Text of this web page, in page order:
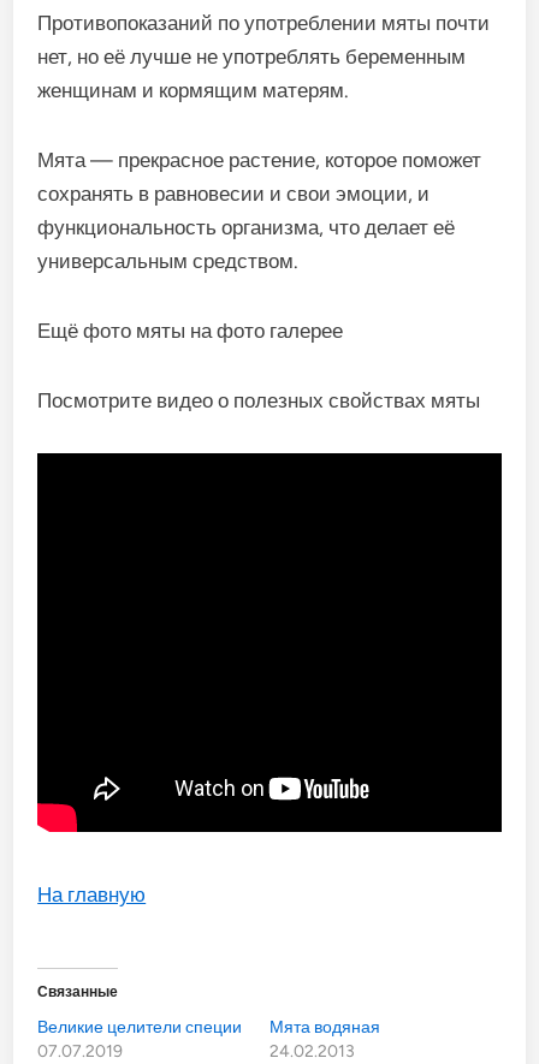
Противопоказаний по употреблении мяты почти
нет, но её лучше не употреблять беременным
женщинам и кормящим матерям.
Мята — прекрасное растение, которое поможет
сохранять в равновесии и свои эмоции, и
функциональность организма, что делает её
универсальным средством.
Ещё фото мяты на фото галерее
Посмотрите видео о полезных свойствах мяты
На главную
Связанные
Великие целители специи
07.07.2019
Мята водяная
24.02.2013